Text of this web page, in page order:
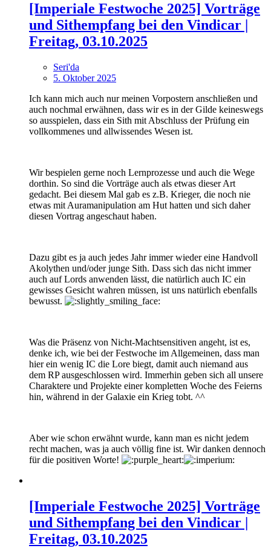
[Imperiale Festwoche 2025] Vorträge
und Sithempfang bei den Vindicar |
Freitag, 03.10.2025
Seri'da
5. Oktober 2025
Ich kann mich auch nur meinen Vorpostern anschließen und
auch nochmal erwähnen, dass wir es in der Gilde keineswegs
so ausspielen, dass ein Sith mit Abschluss der Prüfung ein
vollkommenes und allwissendes Wesen ist.
Wir bespielen gerne noch Lernprozesse und auch die Wege
dorthin. So sind die Vorträge auch als etwas dieser Art
gedacht. Bei diesem Mal gab es z.B. Krieger, die noch nie
etwas mit Auramanipulation am Hut hatten und sich daher
diesen Vortrag angeschaut haben.
Dazu gibt es ja auch jedes Jahr immer wieder eine Handvoll
Akolythen und/oder junge Sith. Dass sich das nicht immer
auch auf Lords anwenden lässt, die natürlich auch IC ein
gewisses Gesicht wahren müssen, ist uns natürlich ebenfalls
bewusst.
Was die Präsenz von Nicht-Machtsensitiven angeht, ist es,
denke ich, wie bei der Festwoche im Allgemeinen, dass man
hier ein wenig IC die Lore biegt, damit auch niemand aus
dem RP ausgeschlossen wird. Immerhin geben sich all unsere
Charaktere und Projekte einer kompletten Woche des Feierns
hin, während in der Galaxie ein Krieg tobt. ^^
Aber wie schon erwähnt wurde, kann man es nicht jedem
recht machen, was ja auch völlig fine ist. Wir danken dennoch
für die positiven Worte!
[Imperiale Festwoche 2025] Vorträge
und Sithempfang bei den Vindicar |
Freitag, 03.10.2025